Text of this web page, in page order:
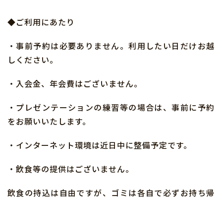
◆ご利用にあたり
・事前予約は必要ありません。利用したい日だけお越
しください。
・入会金、年会費はございません。
・プレゼンテーションの練習等の場合は、事前に予約
をお願いいたします。
・インターネット環境は近日中に整備予定です。
・飲食等の提供はございません。
飲食の持込は自由ですが、ゴミは各自で必ずお持ち帰